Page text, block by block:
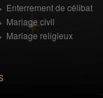
Enterrement de célibat
Mariage civil
Mariage religieux